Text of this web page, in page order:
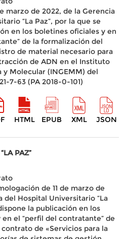
marzo de 2022, de la Gerencia
“La Paz”, por la que se
en los boletines oficiales y en
de la formalización del
de material necesario para
de ADN en el Instituto
y Molecular (INGEMM) del
7-63 (PA 2018-0-101)
HTML EPUB XML JSON
PAZ”
de 11 de marzo de
del Hospital Universitario “La
la publicación en los
el “perfil del contratante” de
de «Servicios para la